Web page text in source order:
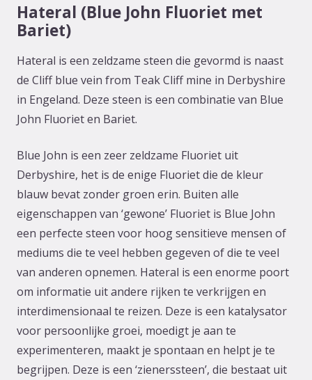
Hateral (Blue John Fluoriet met
Bariet)
Hateral is een zeldzame steen die gevormd is naast
de Cliff blue vein from Teak Cliff mine in Derbyshire
in Engeland. Deze steen is een combinatie van Blue
John Fluoriet en Bariet.
Blue John is een zeer zeldzame Fluoriet uit
Derbyshire, het is de enige Fluoriet die de kleur
blauw bevat zonder groen erin. Buiten alle
eigenschappen van ‘gewone’ Fluoriet is Blue John
een perfecte steen voor hoog sensitieve mensen of
mediums die te veel hebben gegeven of die te veel
van anderen opnemen. Hateral is een enorme poort
om informatie uit andere rijken te verkrijgen en
interdimensionaal te reizen. Deze is een katalysator
voor persoonlijke groei, moedigt je aan te
experimenteren, maakt je spontaan en helpt je te
begrijpen. Deze is een ‘zienerssteen’, die bestaat uit